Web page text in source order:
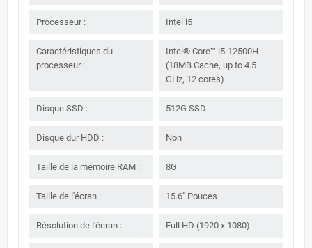
Processeur : Intel i5
Caractéristiques du
processeur :
Intel® Core™ i5-12500H
(18MB Cache, up to 4.5
GHz, 12 cores)
Disque SSD : 512G SSD
Disque dur HDD : Non
Taille de la mémoire RAM : 8G
Taille de l'écran : 15.6" Pouces
Résolution de l'écran : Full HD (1920 x 1080)